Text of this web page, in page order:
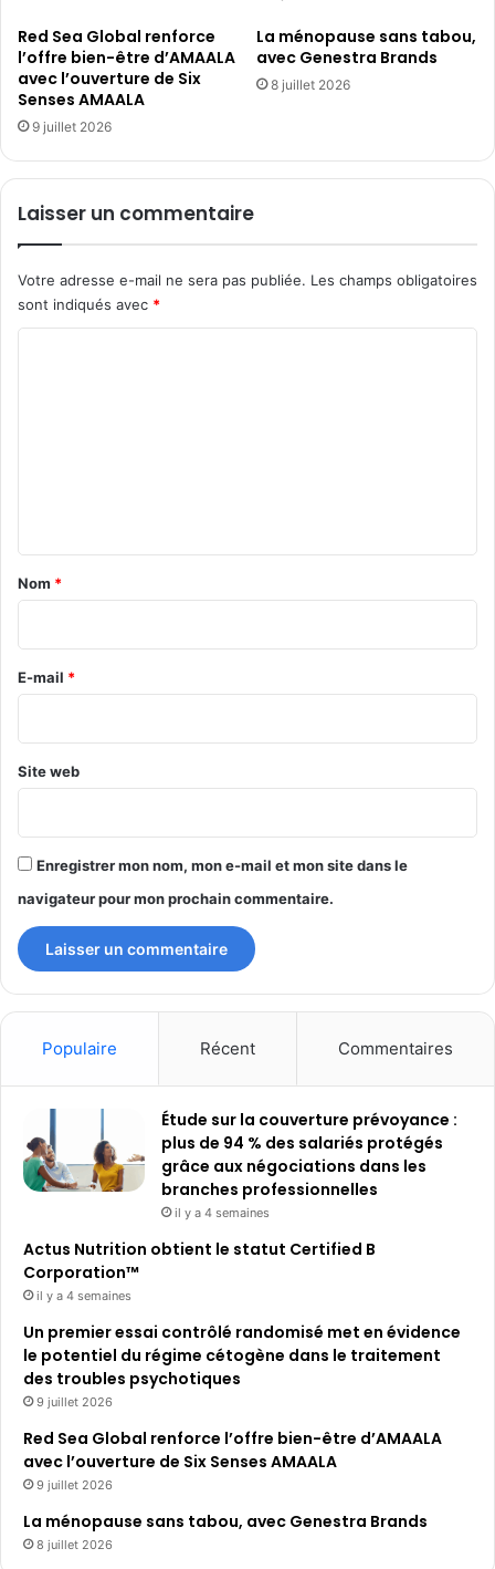
Red Sea Global renforce
l’offre bien-être d’AMAALA
avec l’ouverture de Six
Senses AMAALA
9 juillet 2026
La ménopause sans tabou,
avec Genestra Brands
8 juillet 2026
Laisser un commentaire
Votre adresse e-mail ne sera pas publiée. Les champs obligatoires
sont indiqués avec *
a
r
e
Nom *
E-mail *
Site web
Enregistrer mon nom, mon e-mail et mon site dans le
navigateur pour mon prochain commentaire.
Populaire Récent Commentaires
Étude sur la couverture prévoyance :
plus de 94 % des salariés protégés
grâce aux négociations dans les
branches professionnelles
il y a 4 semaines
Actus Nutrition obtient le statut Certified B
Corporation™
il y a 4 semaines
Un premier essai contrôlé randomisé met en évidence
le potentiel du régime cétogène dans le traitement
des troubles psychotiques
9 juillet 2026
Red Sea Global renforce l’offre bien-être d’AMAALA
avec l’ouverture de Six Senses AMAALA
9 juillet 2026
La ménopause sans tabou, avec Genestra Brands
8 juillet 2026